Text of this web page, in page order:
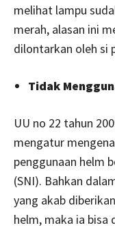
melihat lampu
merah, alasan ini
dilontarkan oleh si
Tidak
UU no 22 tahun
mengatur
penggunaan helm
(SNI). Bahkan
yang akab
helm, maka ia bisa